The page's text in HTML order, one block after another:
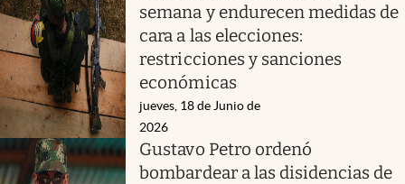
semana y endurecen medidas de
cara a las elecciones:
restricciones y sanciones
económicas
jueves, 18 de Junio de
2026
Gustavo Petro ordenó
bombardear a las disidencias de